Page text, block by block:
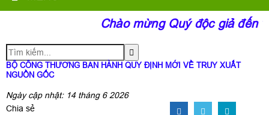
Chào mừng Quý độc giả đến
BỘ CÔNG THƯƠNG BAN HÀNH QUY ĐỊNH MỚI VỀ TRUY XUẤT
NGUỒN GỐC
Ngày cập nhật: 14 tháng 6 2026
Chia sẻ